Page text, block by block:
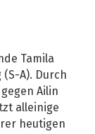
Tamila
(S-A). Durch
Ailin
alleinige
heutigen